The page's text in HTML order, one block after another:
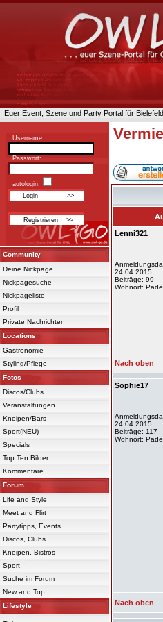
Euer Event, Szene und Party Portal für
Username:
Passwort:
autologin:
Community
Deine Nickpage
Nickpagesuche
Nickpageliste
Profil
Private Nachrichten
Locations
Gastronomie
Styling/Pflege
Fotos
Discos/Clubs
Veranstaltungen
Kneipen/Bars
Sport(NEU)
Specials
Top Ten Bilder
Kommentare
Forum
Life and Style
Meet and Flirt
Partytipps, Events
Discos, Clubs
Kneipen, Bistros
Sport
Suche im Forum
New and Top
Lifestyle
Lenni321
24.04.2015
Beiträge: 99
Wohnort:
Nach oben
Sophie17
24.04.2015
Beiträge: 117
Wohnort:
Nach oben